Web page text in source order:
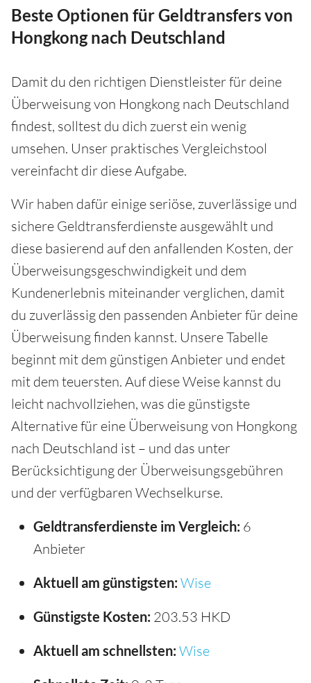
Beste Optionen für Geldtransfers von
Hongkong nach Deutschland
Damit du den richtigen Dienstleister für deine
Überweisung von Hongkong nach Deutschland
findest, solltest du dich zuerst ein wenig
umsehen. Unser praktisches Vergleichstool
vereinfacht dir diese Aufgabe.
Wir haben dafür einige seriöse, zuverlässige und
sichere Geldtransferdienste ausgewählt und
diese basierend auf den anfallenden Kosten, der
Überweisungsgeschwindigkeit und dem
Kundenerlebnis miteinander verglichen, damit
du zuverlässig den passenden Anbieter für deine
Überweisung finden kannst. Unsere Tabelle
beginnt mit dem günstigen Anbieter und endet
mit dem teuersten. Auf diese Weise kannst du
leicht nachvollziehen, was die günstigste
Alternative für eine Überweisung von Hongkong
nach Deutschland ist – und das unter
Berücksichtigung der Überweisungsgebühren
und der verfügbaren Wechselkurse.
Geldtransferdienste im Vergleich: 6
Anbieter
Aktuell am günstigsten: Wise
Günstigste Kosten: 203.53 HKD
Aktuell am schnellsten: Wise